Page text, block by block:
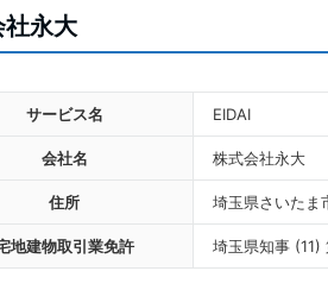
永大
サービス名 EIDAI
会社名 株式会社永大
住所 埼玉県さいたま
地建物取引業免許 埼玉県知事